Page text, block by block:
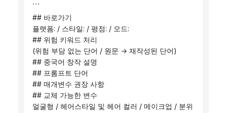
```
## 바로가기
플랫폼: / 스타일: / 평점: / 모드:
## 위험 키워드 처리
(위험 부담 없는 단어 / 원문 → 재작성된 단어)
## 중국어 창작 설명
## 프롬프트 단어
## 매개변수 권장 사항
## 교체 가능한 변수